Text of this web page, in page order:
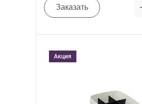
Заказать
Акция